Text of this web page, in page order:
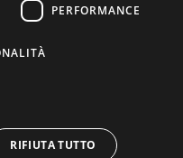
PERFORMANCE
RIFIUTA TUTTO